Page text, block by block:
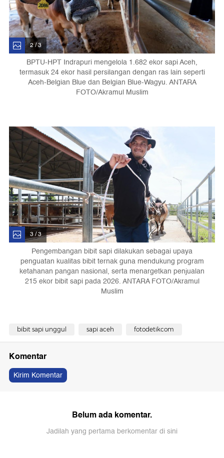
2 / 3
BPTU-HPT Indrapuri mengelola 1.682 ekor sapi Aceh,
termasuk 24 ekor hasil persilangan dengan ras lain seperti
Aceh-Belgian Blue dan Belgian Blue-Wagyu. ANTARA
FOTO/Akramul Muslim
3 / 3
Pengembangan bibit sapi dilakukan sebagai upaya
penguatan kualitas bibit ternak guna mendukung program
ketahanan pangan nasional, serta menargetkan penjualan
215 ekor bibit sapi pada 2026. ANTARA FOTO/Akramul
Muslim
bibit sapi unggul sapi aceh fotodetikcom
Komentar
Kirim Komentar
Belum ada komentar.
Jadilah yang pertama berkomentar di sini